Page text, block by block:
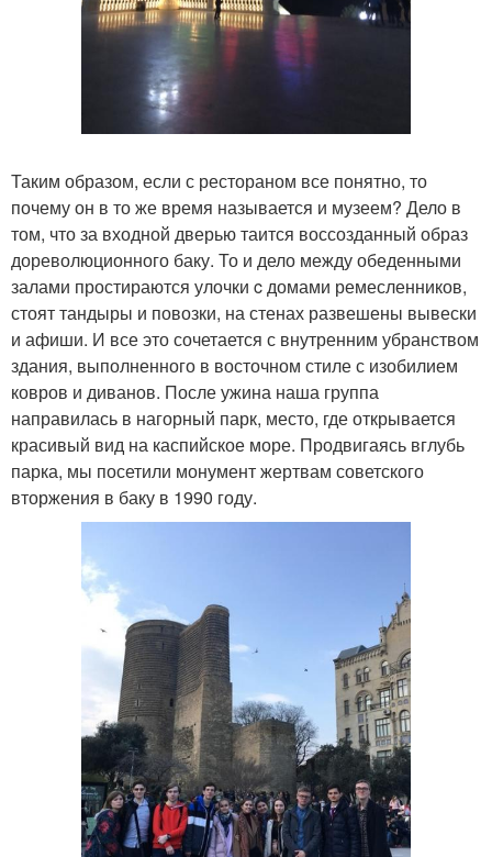
Таким образом, если с рестораном все понятно, то
почему он в то же время называется и музеем? Дело в
том, что за входной дверью таится воссозданный образ
дореволюционного баку. То и дело между обеденными
залами простираются улочки c домами ремесленников,
стоят тандыры и повозки, на стенах развешены вывески
и афиши. И все это сочетается с внутренним убранством
здания, выполненного в восточном стиле с изобилием
ковров и диванов. После ужина наша группа
направилась в нагорный парк, место, где открывается
красивый вид на каспийское море. Продвигаясь вглубь
парка, мы посетили монумент жертвам советского
вторжения в баку в 1990 году.